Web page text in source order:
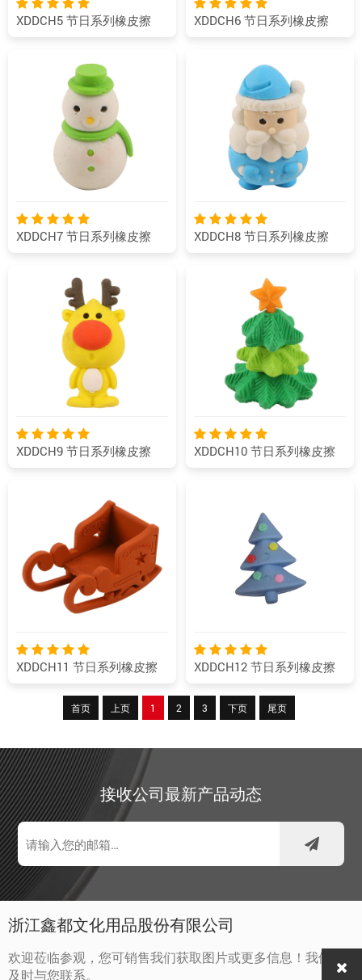
XDDCH5 节日系列橡皮擦 XDDCH6 节日系列橡皮擦
XDDCH7 节日系列橡皮擦 XDDCH8 节日系列橡皮擦
XDDCH9 节日系列橡皮擦 XDDCH10 节日系列橡皮擦
XDDCH11 节日系列橡皮擦 XDDCH12 节日系列橡皮擦
首页 上页 1 2 3 下页 尾页
接收公司最新产品动态
浙江鑫都文化用品股份有限公司
欢迎莅临参观，您可销售我们获取图片或更多信息！我们将
及时与您联系。